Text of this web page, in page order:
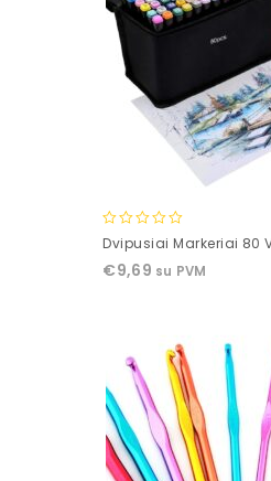
0
of
Dvipusiai Markeriai 80
€9,69 su PVM